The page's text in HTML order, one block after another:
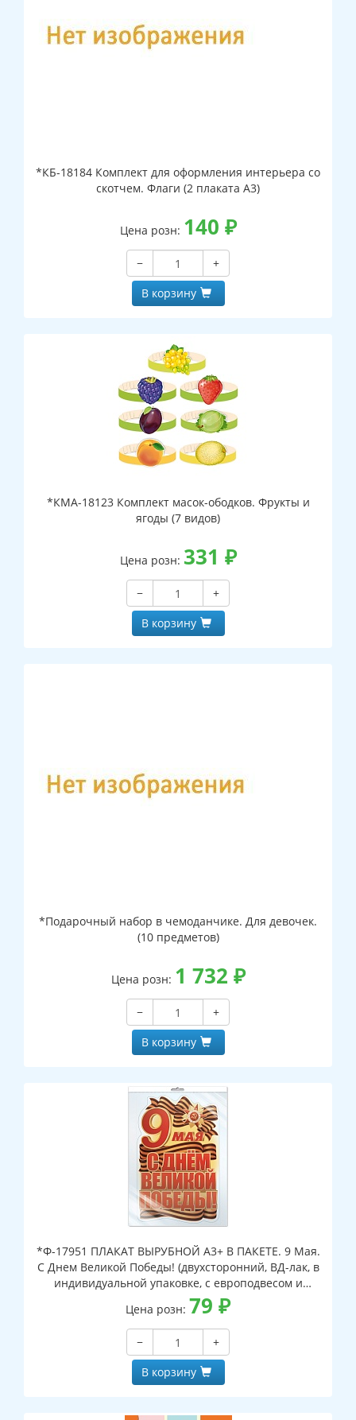
*КБ-18184 Комплект для оформления интерьера со
скотчем. Флаги (2 плаката А3)
Цена розн: 140 ₽
−
+
В корзину
*КМА-18123 Комплект масок-ободков. Фрукты и
ягоды (7 видов)
Цена розн: 331 ₽
−
+
В корзину
*Подарочный набор в чемоданчике. Для девочек.
(10 предметов)
Цена розн: 1 732 ₽
−
+
В корзину
*Ф-17951 ПЛАКАТ ВЫРУБНОЙ А3+ В ПАКЕТЕ. 9 Мая.
С Днем Великой Победы! (двухсторонний, ВД-лак, в
индивидуальной упаковке, с европодвесом и
клеевым клапаном)
Цена розн: 79 ₽
−
+
В корзину